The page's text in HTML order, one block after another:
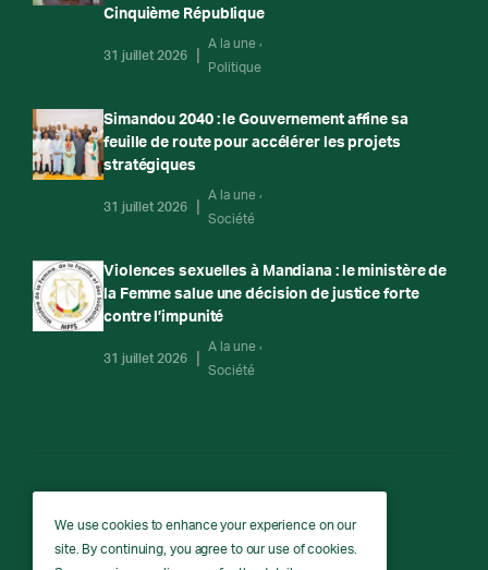
Cinquième République
31 juillet 2026
A la une
Politique
Simandou 2040 : le Gouvernement affine sa
feuille de route pour accélérer les projets
stratégiques
31 juillet 2026
A la une
Société
Violences sexuelles à Mandiana : le ministère de
la Femme salue une décision de justice forte
contre l’impunité
31 juillet 2026
A la une
Société
RTG
RTG © Copyright 2026 - All rights reserved.
We use cookies to enhance your experience on our
site. By continuing, you agree to our use of cookies.